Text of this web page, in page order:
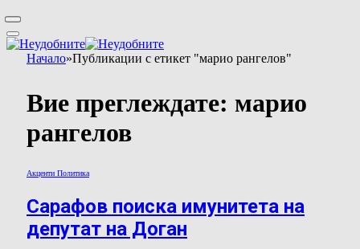
Начало»Публикации с етикет "марио рангелов"
Вие преглеждате: марио
рангелов
Акценти Политика
Сарафов поиска имунитета на
депутат на Доган